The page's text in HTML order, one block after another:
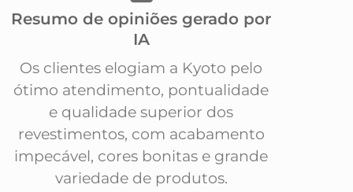
Resumo de opiniões gerado por
IA
Os clientes elogiam a Kyoto pelo
ótimo atendimento, pontualidade
e qualidade superior dos
revestimentos, com acabamento
impecável, cores bonitas e grande
variedade de produtos.